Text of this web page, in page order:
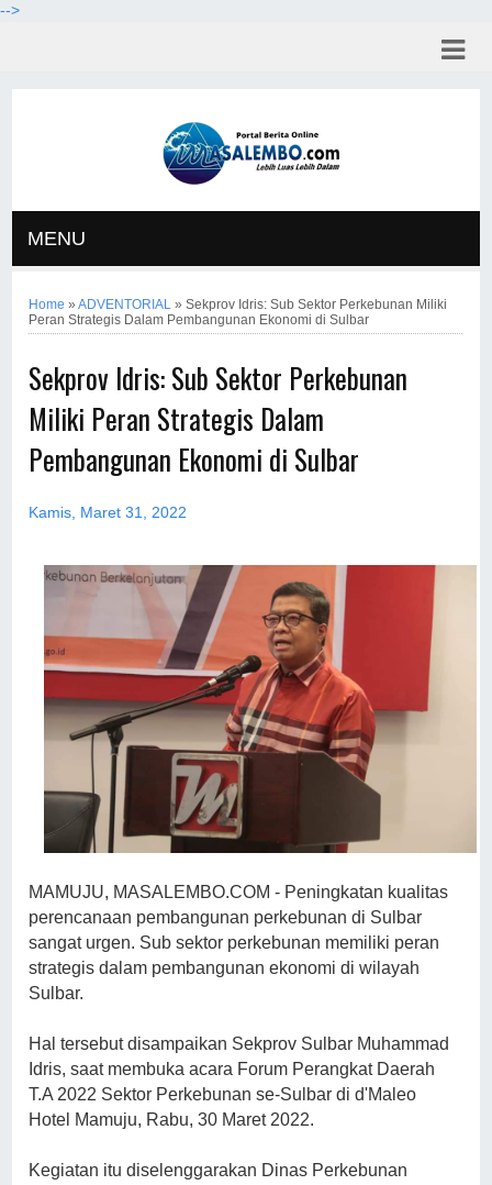
-->
MENU
Home »ADVENTORIAL »Sekprov Idris: Sub Sektor Perkebunan Miliki
Peran Strategis Dalam Pembangunan Ekonomi di Sulbar
Sekprov Idris: Sub Sektor Perkebunan
Miliki Peran Strategis Dalam
Pembangunan Ekonomi di Sulbar
Kamis, Maret 31, 2022
MAMUJU, MASALEMBO.COM - Peningkatan kualitas
perencanaan pembangunan perkebunan di Sulbar
sangat urgen. Sub sektor perkebunan memiliki peran
strategis dalam pembangunan ekonomi di wilayah
Sulbar.
Hal tersebut disampaikan Sekprov Sulbar Muhammad
Idris, saat membuka acara Forum Perangkat Daerah
T.A 2022 Sektor Perkebunan se-Sulbar di d'Maleo
Hotel Mamuju, Rabu, 30 Maret 2022.
Kegiatan itu diselenggarakan Dinas Perkebunan